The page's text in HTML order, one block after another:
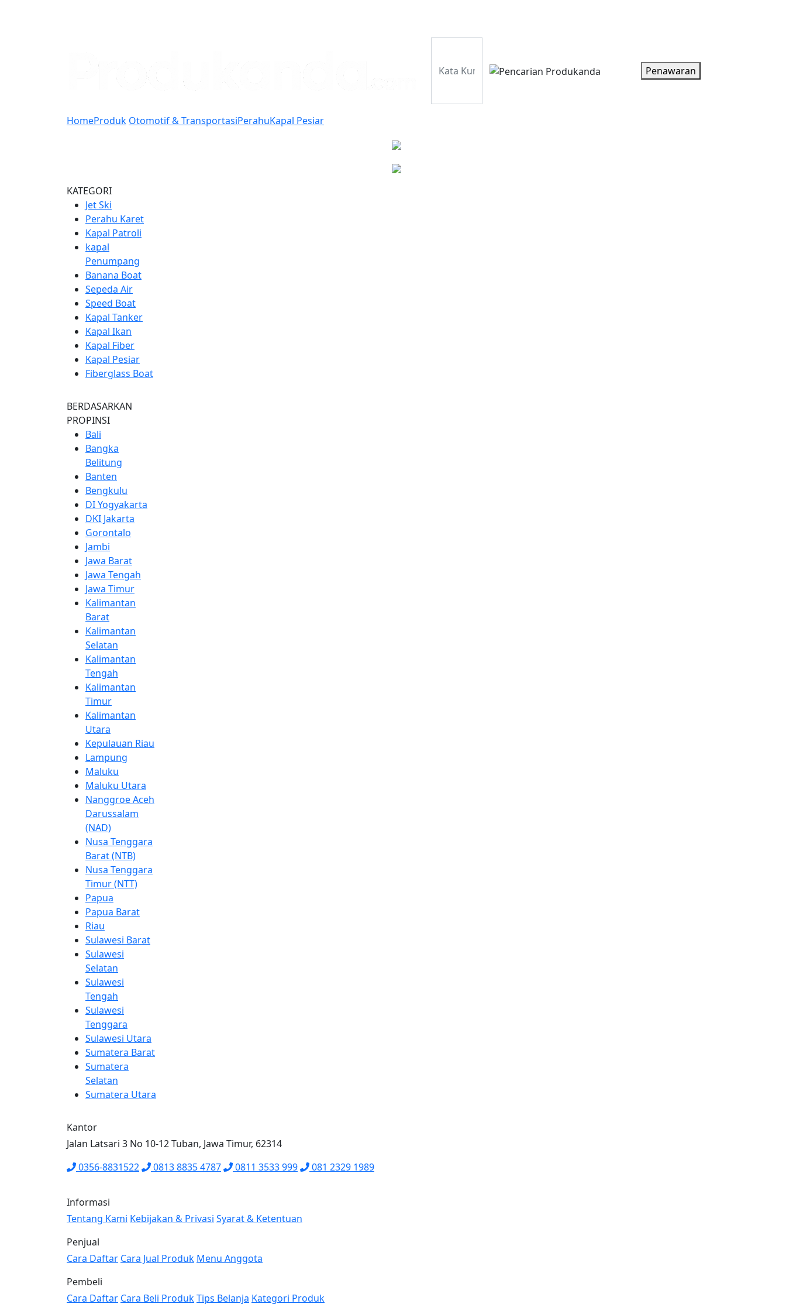
Penawaran
HomeProduk Otomotif & TransportasiPerahuKapal Pesiar
KATEGORI
Jet Ski
Perahu Karet
Kapal Patroli
kapal
Penumpang
Banana Boat
Sepeda Air
Speed Boat
Kapal Tanker
Kapal Ikan
Kapal Fiber
Kapal Pesiar
Fiberglass Boat
BERDASARKAN
PROPINSI
Bali
Bangka
Belitung
Banten
Bengkulu
DI Yogyakarta
DKI Jakarta
Gorontalo
Jambi
Jawa Barat
Jawa Tengah
Jawa Timur
Kalimantan
Barat
Kalimantan
Selatan
Kalimantan
Tengah
Kalimantan
Timur
Kalimantan
Utara
Kepulauan Riau
Lampung
Maluku
Maluku Utara
Nanggroe Aceh
Darussalam
(NAD)
Nusa Tenggara
Barat (NTB)
Nusa Tenggara
Timur (NTT)
Papua
Papua Barat
Riau
Sulawesi Barat
Sulawesi
Selatan
Sulawesi
Tengah
Sulawesi
Tenggara
Sulawesi Utara
Sumatera Barat
Sumatera
Selatan
Sumatera Utara
Kantor
Jalan Latsari 3 No 10-12 Tuban, Jawa Timur, 62314
0356-8831522
0813 8835 4787 0811 3533 999 081 2329 1989
Informasi
Tentang Kami Kebijakan & Privasi Syarat & Ketentuan
Penjual
Cara Daftar Cara Jual Produk Menu Anggota
Pembeli
Cara Daftar Cara Beli ProdukTips Belanja Kategori Produk